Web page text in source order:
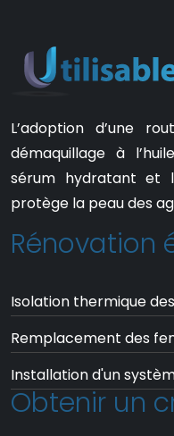
L’adoption d’une
démaquillage à
sérum hydratant et
protège la peau des
Rénovation
Isolation thermique
Remplacement des
Installation d'un
Obtenir un